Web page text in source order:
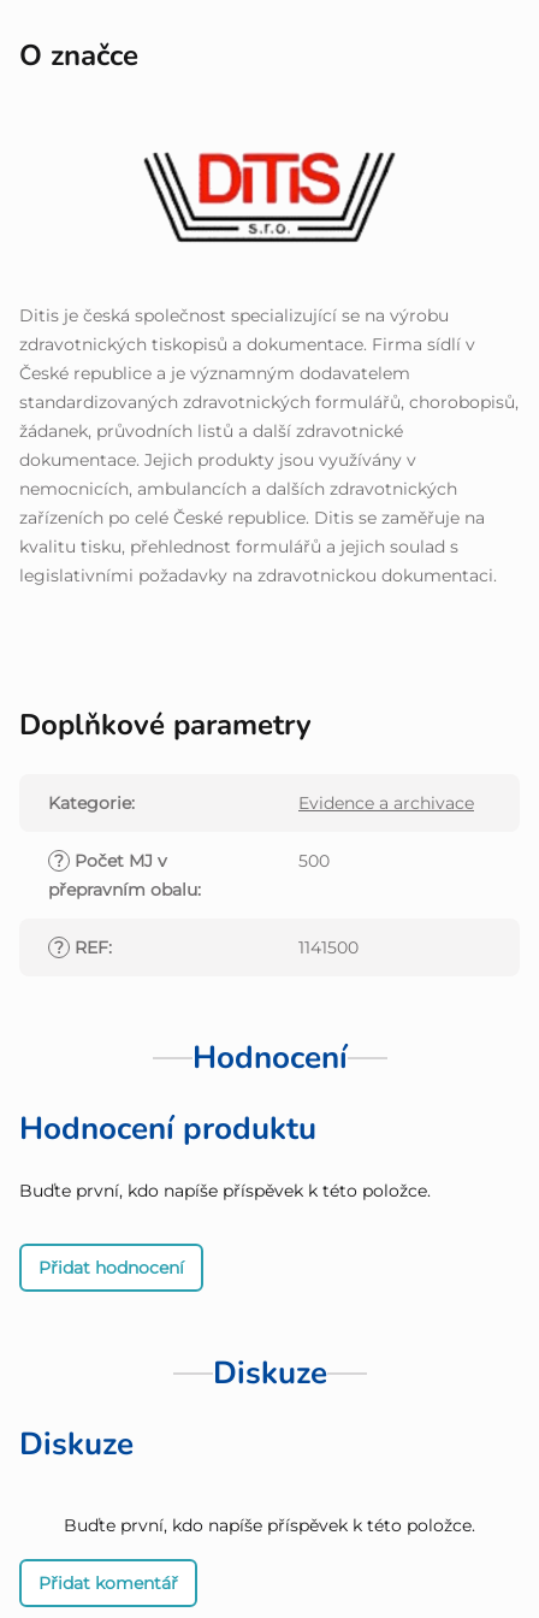
O značce
Ditis je česká společnost specializující se na výrobu
zdravotnických tiskopisů a dokumentace. Firma sídlí v
České republice a je významným dodavatelem
standardizovaných zdravotnických formulářů, chorobopisů,
žádanek, průvodních listů a další zdravotnické
dokumentace. Jejich produkty jsou využívány v
nemocnicích, ambulancích a dalších zdravotnických
zařízeních po celé České republice. Ditis se zaměřuje na
kvalitu tisku, přehlednost formulářů a jejich soulad s
legislativními požadavky na zdravotnickou dokumentaci.
Doplňkové parametry
Kategorie: Evidence a archivace
? Počet MJ v
přepravním obalu:
500
? REF: 1141500
Hodnocení
Hodnocení produktu
Buďte první, kdo napíše příspěvek k této položce.
Přidat hodnocení
Diskuze
Diskuze
Buďte první, kdo napíše příspěvek k této položce.
Přidat komentář